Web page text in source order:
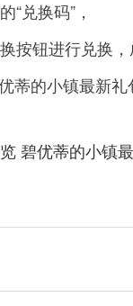
兑换码”，
按钮进行兑换
蒂的小镇最新
碧优蒂的小镇